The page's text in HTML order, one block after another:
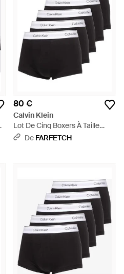
80 €
Calvin Klein
Lot De Cinq Boxers À Taille
Griffée Du Logo - Noir
De FARFETCH